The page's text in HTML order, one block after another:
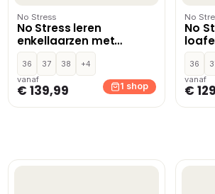
No Stress
No Stress leren
enkellaarzen met
blokhak zwart
36 37 38
+4
vanaf
€ 139,99 1 shop
No
No
36
vanaf
€